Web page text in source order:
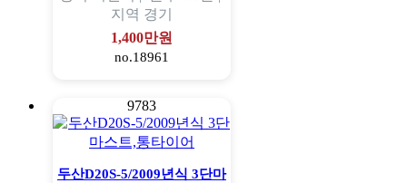
지역 경기
1,400만원
no.18961
9783
두산D20S-5/2009년식 3단마